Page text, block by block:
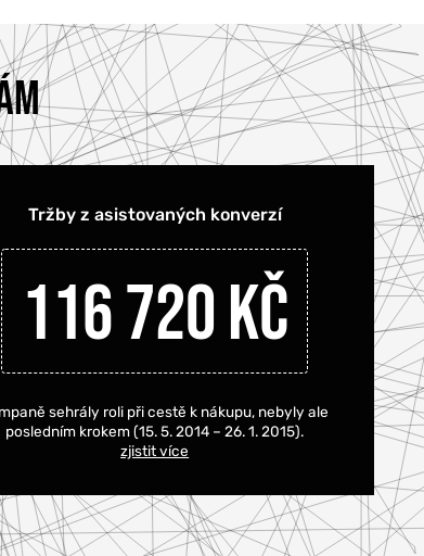
Tržby z asistovaných konverzí
116 720 Kč
sehrály roli při cestě k nákupu, nebyly ale
posledním krokem (15. 5. 2014 – 26. 1. 2015).
zjistit více